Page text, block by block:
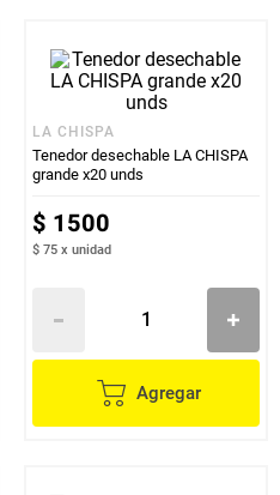
LA CHISPA
Tenedor desechable LA CHISPA
grande x20 unds
$ 1500
$ 75 x unidad
Agregar